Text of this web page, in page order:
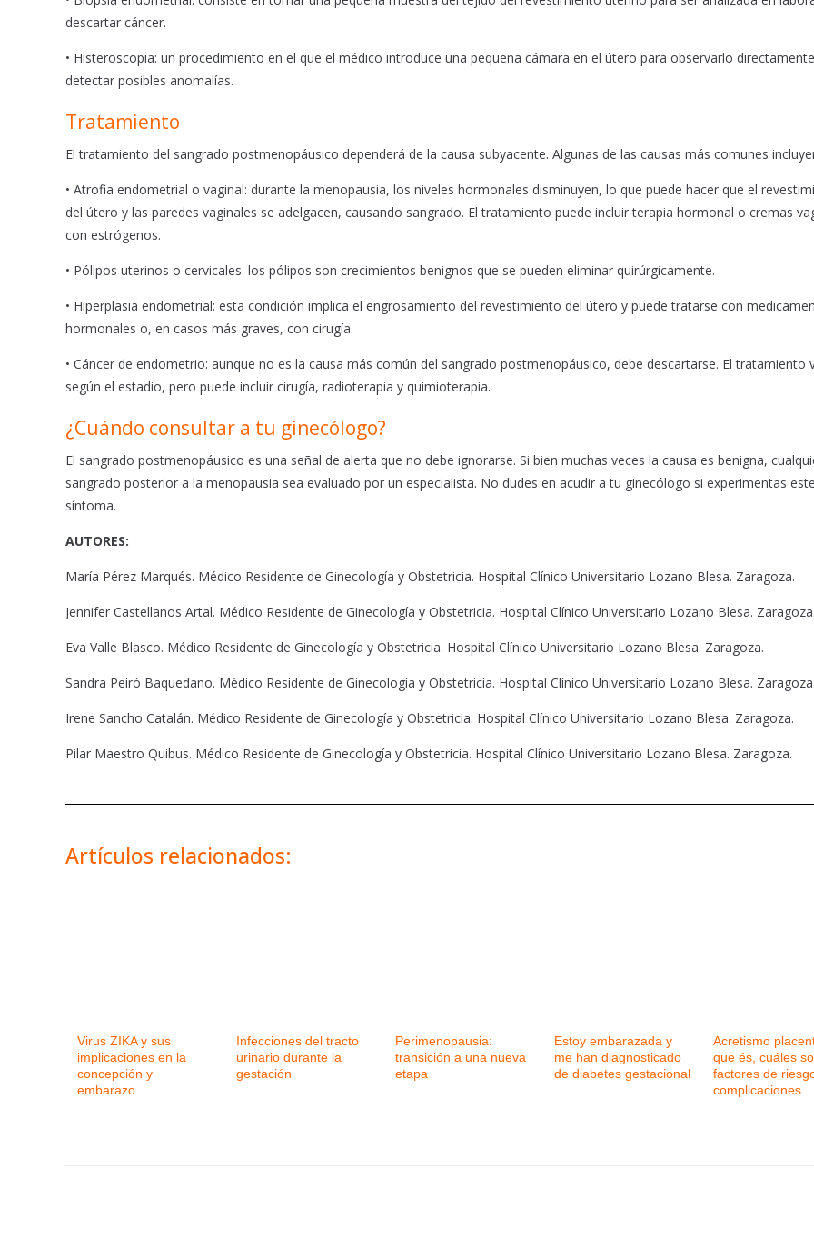
descartar cáncer.
• Histeroscopia: un procedimiento en el que el médico introduce una pequeña cámara en el útero para observarlo
detectar posibles anomalías.
Tratamiento
El tratamiento del sangrado postmenopáusico dependerá de la causa subyacente. Algunas de las causas más comunes
• Atrofia endometrial o vaginal: durante la menopausia, los niveles hormonales disminuyen, lo que puede hacer que el
del útero y las paredes vaginales se adelgacen, causando sangrado. El tratamiento puede incluir terapia hormonal o cremas
con estrógenos.
• Pólipos uterinos o cervicales: los pólipos son crecimientos benignos que se pueden eliminar quirúrgicamente.
• Hiperplasia endometrial: esta condición implica el engrosamiento del revestimiento del útero y puede tratarse con
hormonales o, en casos más graves, con cirugía.
• Cáncer de endometrio: aunque no es la causa más común del sangrado postmenopáusico, debe descartarse. El tratamiento
según el estadio, pero puede incluir cirugía, radioterapia y quimioterapia.
¿Cuándo consultar a tu ginecólogo?
El sangrado postmenopáusico es una señal de alerta que no debe ignorarse. Si bien muchas veces la causa es benigna,
sangrado posterior a la menopausia sea evaluado por un especialista. No dudes en acudir a tu ginecólogo si experimentas este
síntoma.
AUTORES:
María Pérez Marqués. Médico Residente de Ginecología y Obstetricia. Hospital Clínico Universitario Lozano Blesa. Zaragoza.
Jennifer Castellanos Artal. Médico Residente de Ginecología y Obstetricia. Hospital Clínico Universitario Lozano Blesa. Zaragoza.
Eva Valle Blasco. Médico Residente de Ginecología y Obstetricia. Hospital Clínico Universitario Lozano Blesa. Zaragoza.
Sandra Peiró Baquedano. Médico Residente de Ginecología y Obstetricia. Hospital Clínico Universitario Lozano Blesa. Zaragoza.
Irene Sancho Catalán. Médico Residente de Ginecología y Obstetricia. Hospital Clínico Universitario Lozano Blesa. Zaragoza.
Pilar Maestro Quibus. Médico Residente de Ginecología y Obstetricia. Hospital Clínico Universitario Lozano Blesa. Zaragoza.
Artículos relacionados:
Virus ZIKA y sus
implicaciones en la
concepción y
embarazo
Infecciones del tracto
urinario durante la
gestación
Perimenopausia:
transición a una nueva
etapa
Estoy embarazada y
me han diagnosticado
de diabetes gestacional
Acretismo
que és, cuáles
factores de
complicaciones